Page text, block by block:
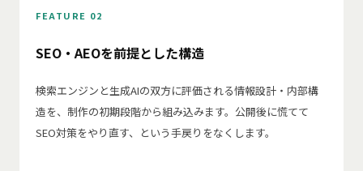
FEATURE 02
SEO・AEOを前提とした構造
検索エンジンと生成AIの双方に評価される情報設計・内部構
造を、制作の初期段階から組み込みます。公開後に慌てて
SEO対策をやり直す、という手戻りをなくします。